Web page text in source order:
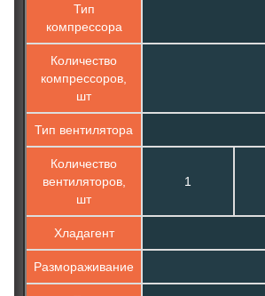
Тип
компрессора
Количество
компрессоров,
шт
Тип вентилятора
Количество
вентиляторов,
шт
1
Хладагент
Размораживание